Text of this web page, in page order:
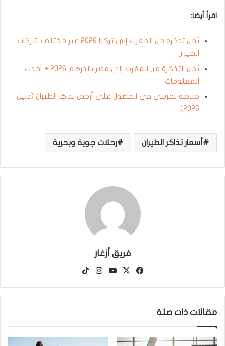
اقرأ أيضا:
ثمن تذكرة من المغرب إلى تركيا 2026 عبر مختلف شركات
الطيران
ثمن التذكرة من المغرب إلى مصر بالدرهم 2026 + أحدث
المعلومات
خلاصة تجربتي في الحصول على أرخص تذاكر الطيران (دليل
2026)
أسعار تذاكر الطيران رحلات جوية وبحرية
فريق أزغار
فيسبوك
‫X
‫YouTubeانستقرام
مقالات ذات صلة